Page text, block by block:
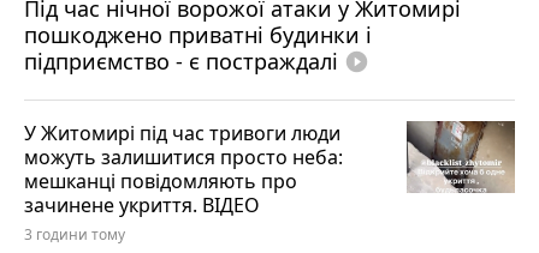
Під час нічної ворожої атаки у Житомирі
пошкоджено приватні будинки і
підприємство - є постраждалі play_circle_filled
У Житомирі під час тривоги люди
можуть залишитися просто неба:
мешканці повідомляють про
зачинене укриття. ВІДЕО
3 години тому